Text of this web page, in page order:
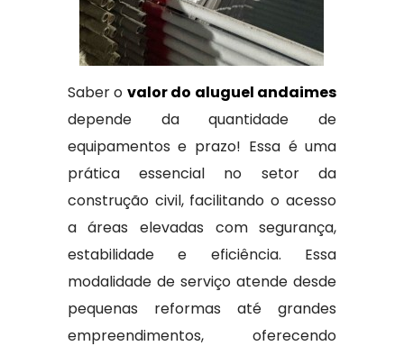
Saber o valor do aluguel andaimes
depende da quantidade de
equipamentos e prazo! Essa é uma
prática essencial no setor da
construção civil, facilitando o acesso
a áreas elevadas com segurança,
estabilidade e eficiência. Essa
modalidade de serviço atende desde
pequenas reformas até grandes
empreendimentos, oferecendo